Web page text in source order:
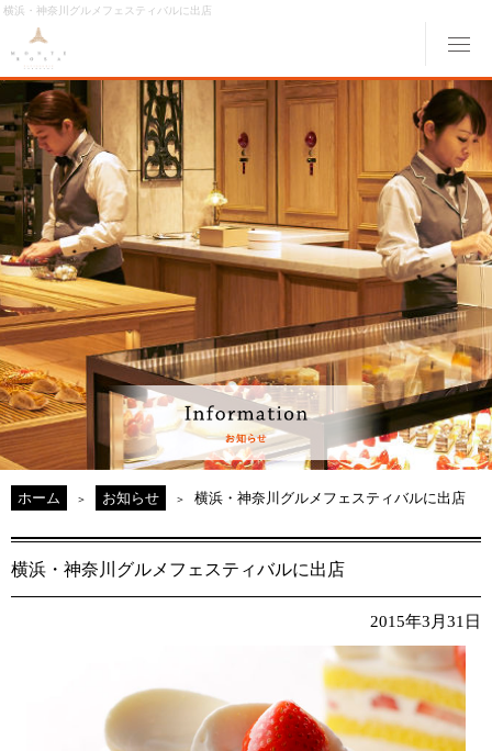
横浜・神奈川グルメフェスティバルに出店
ABOUT MONTE ROSAモンテローザについて
MENUメニュー
ORIGINAL ORDER オリジナルオーダー
GALLERY ギャラリー
ACCESS 交通アクセス
MONTE ROSA Online Shopオンライン ショップ
CAKE RESERVEケーキWeb予約
ホーム お知らせ 横浜・神奈川グルメフェスティバルに出店
横浜・神奈川グルメフェスティバルに出店
2015年3月31日